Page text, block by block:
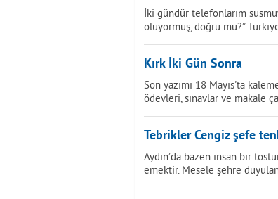
İki gündür telefonlarım
oluyormuş, doğru mu?”
Kırk İki Gün Sonra
Son yazımı 18 Mayıs'ta
ödevleri, sınavlar ve makale
Tebrikler Cengiz şefe
Aydın’da bazen insan bir
emektir. Mesele şehre